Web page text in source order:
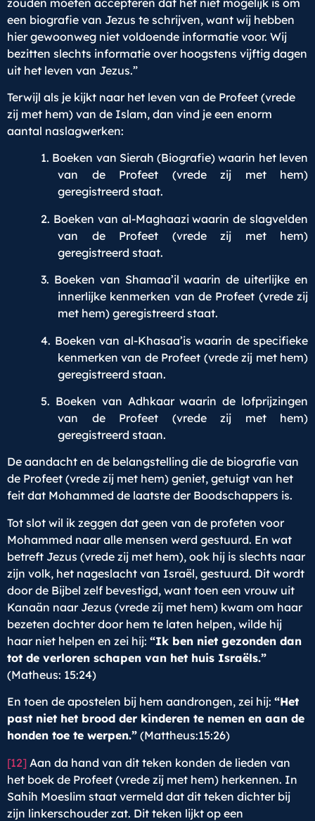
een biografie van Jezus te schrijven, want wij hebben
hier gewoonweg niet voldoende informatie voor. Wij
bezitten slechts informatie over hoogstens vijftig dagen
uit het leven van Jezus.”
Terwijl als je kijkt naar het leven van de Profeet (vrede
zij met hem) van de Islam, dan vind je een enorm
aantal naslagwerken:
1. Boeken van Sierah (Biografie) waarin het leven
van de Profeet (vrede zij met hem)
geregistreerd staat.
2. Boeken van al-Maghaazi waarin de slagvelden
van de Profeet (vrede zij met hem)
geregistreerd staat.
3. Boeken van Shamaa’il waarin de uiterlijke en
innerlijke kenmerken van de Profeet (vrede zij
met hem) geregistreerd staat.
4. Boeken van al-Khasaa’is waarin de specifieke
kenmerken van de Profeet (vrede zij met hem)
geregistreerd staan.
5. Boeken van Adhkaar waarin de lofprijzingen
van de Profeet (vrede zij met hem)
geregistreerd staan.
De aandacht en de belangstelling die de biografie van
de Profeet (vrede zij met hem) geniet, getuigt van het
feit dat Mohammed de laatste der Boodschappers is.
Tot slot wil ik zeggen dat geen van de profeten voor
Mohammed naar alle mensen werd gestuurd. En wat
betreft Jezus (vrede zij met hem), ook hij is slechts naar
zijn volk, het nageslacht van Israël, gestuurd. Dit wordt
door de Bijbel zelf bevestigd, want toen een vrouw uit
Kanaän naar Jezus (vrede zij met hem) kwam om haar
bezeten dochter door hem te laten helpen, wilde hij
haar niet helpen en zei hij: “Ik ben niet gezonden dan
tot de verloren schapen van het huis Israëls.”
(Matheus: 15:24)
En toen de apostelen bij hem aandrongen, zei hij: “Het
past niet het brood der kinderen te nemen en aan de
honden toe te werpen.” (Mattheus:15:26)
[12] Aan da hand van dit teken konden de lieden van
het boek de Profeet (vrede zij met hem) herkennen. In
Sahih Moeslim staat vermeld dat dit teken dichter bij
zijn linkerschouder zat. Dit teken lijkt op een